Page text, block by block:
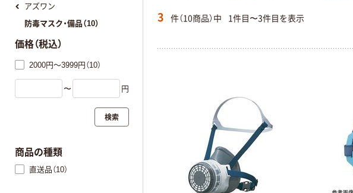
3 件（10商品）中 1件目〜3件目を表示
アズワン
防毒マスク・備品（10）
価格（税込）
2000円～3999円（10）
〜 円
検索
商品の種類
直送品（10）